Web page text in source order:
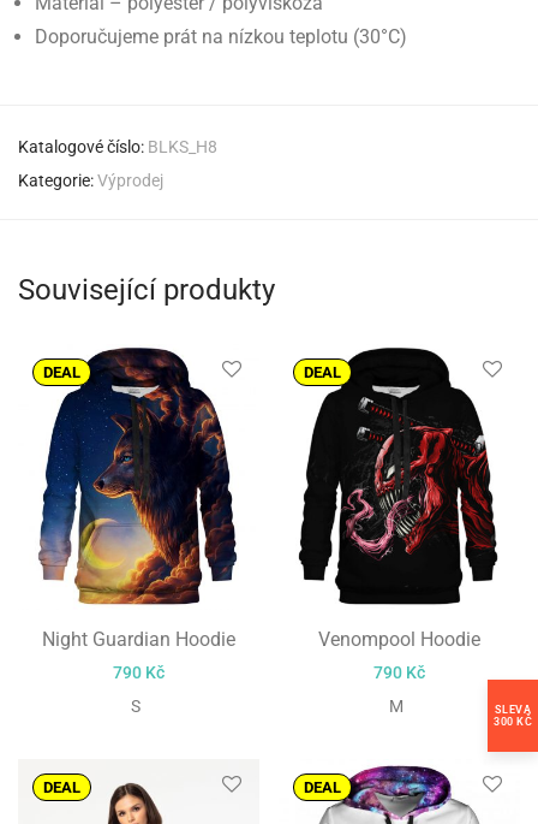
Doporučujeme prát na nízkou teplotu (30°C)
Katalogové číslo: BLKS_H8
Kategorie:Výprodej
Související produkty
DEAL
Night Guardian Hoodie
790 Kč
S
DEAL
Venompool Hoodie
790 Kč
M
DEAL DEAL
SLEVA
300 KČ